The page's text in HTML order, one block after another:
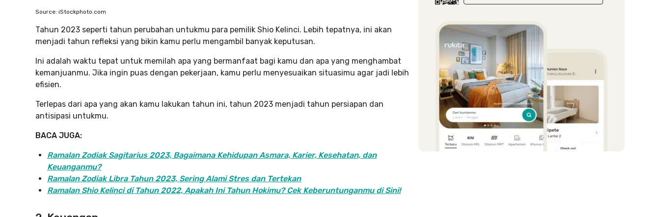
Source: iStockphoto.com
Tahun 2023 seperti tahun perubahan untukmu para pemilik Shio Kelinci. Lebih tepatnya, ini akan
menjadi tahun refleksi yang bikin kamu perlu mengambil banyak keputusan.
Ini adalah waktu tepat untuk memilah apa yang bermanfaat bagi kamu dan apa yang menghambat
kemanjuanmu. Jika ingin puas dengan pekerjaan, kamu perlu menyesuaikan situasimu agar jadi lebih
efisien.
Terlepas dari apa yang akan kamu lakukan tahun ini, tahun 2023 menjadi tahun persiapan dan
antisipasi untukmu.
BACA JUGA:
Ramalan Zodiak Sagitarius 2023, Bagaimana Kehidupan Asmara, Karier, Kesehatan, dan
Keuanganmu?
Ramalan Zodiak Libra Tahun 2023, Sering Alami Stres dan Tertekan
Ramalan Shio Kelinci di Tahun 2022, Apakah Ini Tahun Hokimu? Cek Keberuntunganmu di Sini!